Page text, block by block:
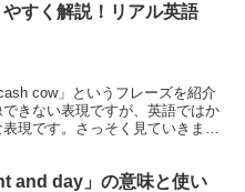
すく解説！リアル英語
cow」というフレーズを紹介
きない表現ですが、英語ではか
現です。さっそく見ていきまし
and day」の意味と使い